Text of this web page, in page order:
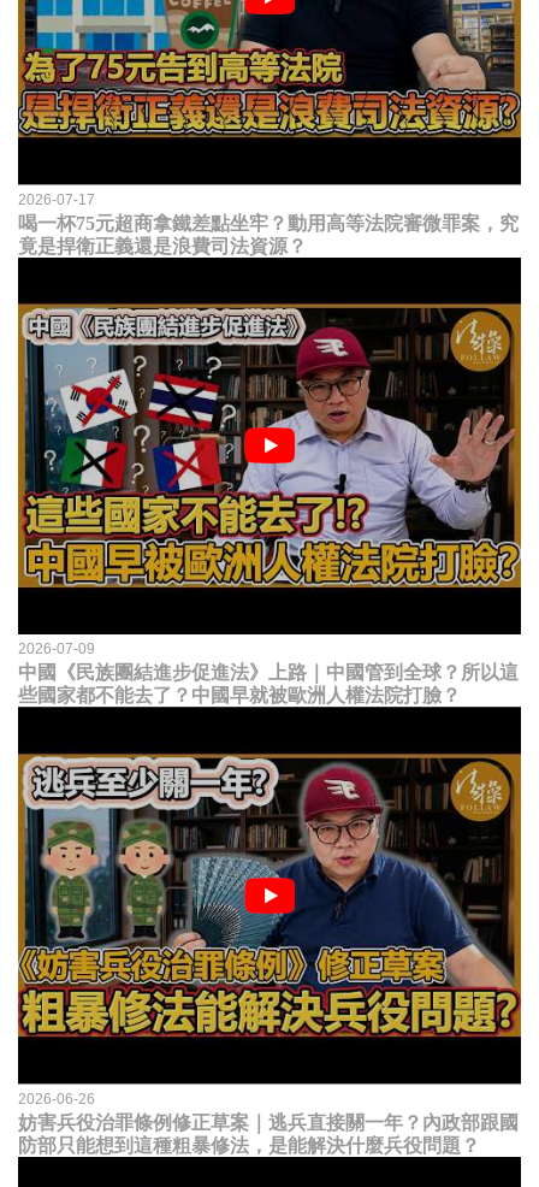
2026-07-17
喝一杯75元超商拿鐵差點坐牢？動用高等法院審微罪案，究
竟是捍衛正義還是浪費司法資源？
2026-07-09
中國《民族團結進步促進法》上路｜中國管到全球？所以這
些國家都不能去了？中國早就被歐洲人權法院打臉？
2026-06-26
妨害兵役治罪條例修正草案｜逃兵直接關一年？內政部跟國
防部只能想到這種粗暴修法，是能解決什麼兵役問題？